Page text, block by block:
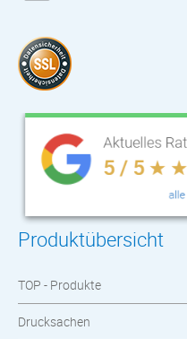
Produktübersicht
TOP - Produkte
Drucksachen